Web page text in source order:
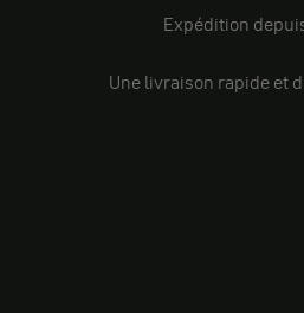
Expédition
Une livraison rapide et